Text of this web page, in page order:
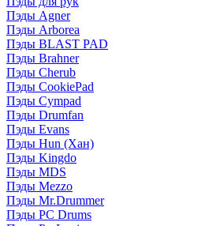
Пэды Agner
Пэды Arborea
Пэды BLAST PAD
Пэды Brahner
Пэды Cherub
Пэды CookiePad
Пэды Cympad
Пэды Drumfan
Пэды Evans
Пэды Hun (Хан)
Пэды Kingdo
Пэды MDS
Пэды Mezzo
Пэды Mr.Drummer
Пэды PC Drums